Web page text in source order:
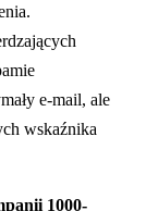
e-mail, ale
wskaźnika
1000-